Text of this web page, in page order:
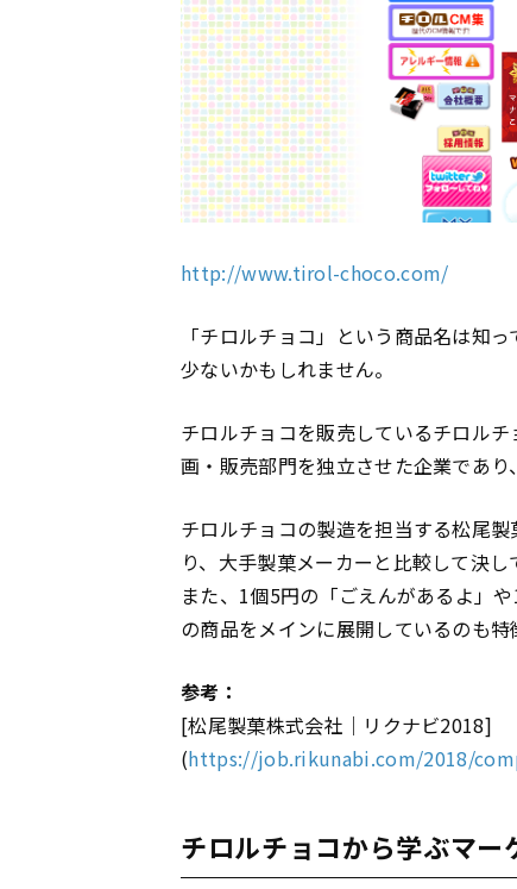
http://www.tirol-choco.com/
「チロルチョコ」という商品名は知
少ないかもしれません。
チロルチョコを販売しているチロル
画・販売部門を独立させた企業であり
チロルチョコの製造を担当する松尾
り、大手製菓メーカーと比較して決し
また、1個5円の「ごえんがあるよ」
の商品をメインに展開しているのも特
参考：
[松尾製菓株式会社｜リクナビ2018]
(https://job.rikunabi.com/2018/
チロルチョコから学ぶマ